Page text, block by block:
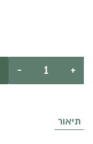
-
בר
+
תיאור